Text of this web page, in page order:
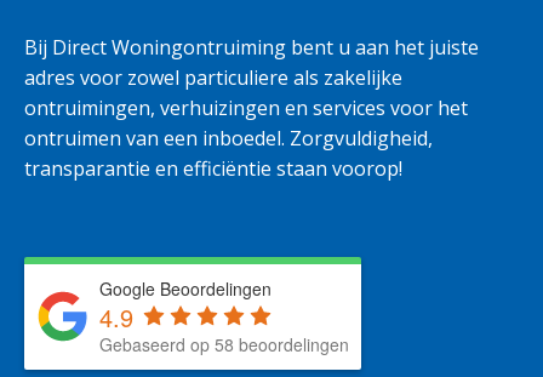
Bij Direct Woningontruiming bent u aan het juiste
adres voor zowel particuliere als zakelijke
ontruimingen, verhuizingen en services voor het
ontruimen van een inboedel. Zorgvuldigheid,
transparantie en efficiëntie staan voorop!
Google Beoordelingen
4.9
Gebaseerd op 58 beoordelingen